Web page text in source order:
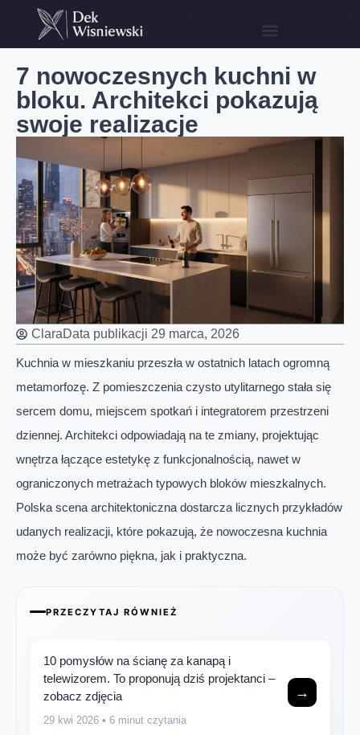
7 nowoczesnych kuchni w
bloku. Architekci pokazują
swoje realizacje
ClaraData publikacji 29 marca, 2026
Kuchnia w mieszkaniu przeszła w ostatnich latach ogromną
metamorfozę. Z pomieszczenia czysto utylitarnego stała się
sercem domu, miejscem spotkań i integratorem przestrzeni
dziennej. Architekci odpowiadają na te zmiany, projektując
wnętrza łączące estetykę z funkcjonalnością, nawet w
ograniczonych metrażach typowych bloków mieszkalnych.
Polska scena architektoniczna dostarcza licznych przykładów
udanych realizacji, które pokazują, że nowoczesna kuchnia
może być zarówno piękna, jak i praktyczna.
PRZECZYTAJ RÓWNIEŻ
10 pomysłów na ścianę za kanapą i
telewizorem. To proponują dziś projektanci –
zobacz zdjęcia
29 kwi 2026 • 6 minut czytania
→